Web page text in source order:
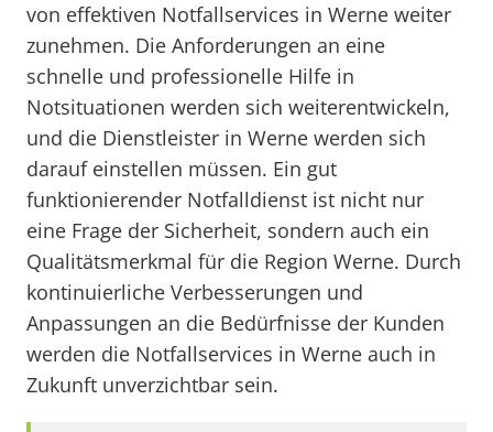
von effektiven Notfallservices in Werne weiter
zunehmen. Die Anforderungen an eine
schnelle und professionelle Hilfe in
Notsituationen werden sich weiterentwickeln,
und die Dienstleister in Werne werden sich
darauf einstellen müssen. Ein gut
funktionierender Notfalldienst ist nicht nur
eine Frage der Sicherheit, sondern auch ein
Qualitätsmerkmal für die Region Werne. Durch
kontinuierliche Verbesserungen und
Anpassungen an die Bedürfnisse der Kunden
werden die Notfallservices in Werne auch in
Zukunft unverzichtbar sein.